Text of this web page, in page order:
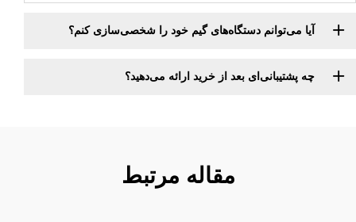
آیا می‌توانم دستگاه‌های گیم خود را شخصی‌سازی کنم؟
چه پشتیبانی‌ای بعد از خرید ارائه می‌دهید؟
مقاله مرتبط